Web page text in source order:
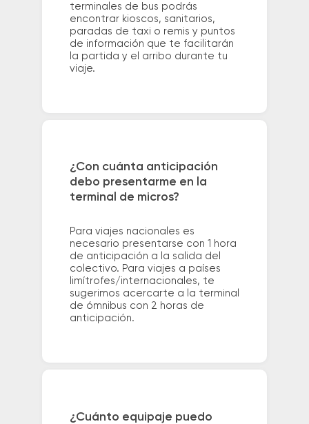
terminales de bus podrás
encontrar kioscos, sanitarios,
paradas de taxi o remis y puntos
de información que te facilitarán
la partida y el arribo durante tu
viaje.
¿Con cuánta anticipación
debo presentarme en la
terminal de micros?
Para viajes nacionales es
necesario presentarse con 1 hora
de anticipación a la salida del
colectivo. Para viajes a países
limítrofes/internacionales, te
sugerimos acercarte a la terminal
de ómnibus con 2 horas de
anticipación.
¿Cuánto equipaje puedo